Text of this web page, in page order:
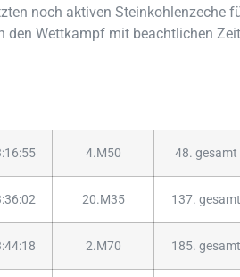
noch aktiven Steinkohlenzeche
den Wettkampf mit beachtlichen
4.M50 48. gesamt
20.M35 137. gesamt
2.M70 185. gesamt